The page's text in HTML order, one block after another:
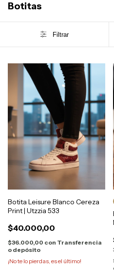
Botitas
Filtrar
Botita Leisure Blanco Cereza
Print | Utzzia 533
$40.000,00
$36.000,00 con Transferencia
o depósito
¡No te lo pierdas, es el último!